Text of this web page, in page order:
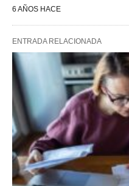
6 AÑOS HACE
ENTRADA RELACIONADA